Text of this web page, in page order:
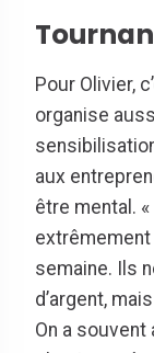
Pour Olivier,
organise
aux
être mental.
extrêmement
semaine. Ils
d’argent,
On a